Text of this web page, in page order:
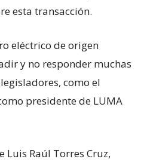
esta transacción.
eléctrico de origen
y no responder muchas
como el
presidente de LUMA
Luis Raúl Torres Cruz,